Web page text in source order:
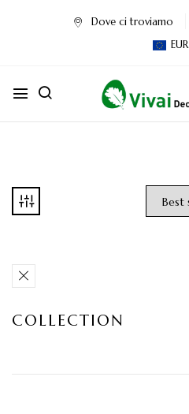
Dove ci troviamo
EUR
COLLECTION